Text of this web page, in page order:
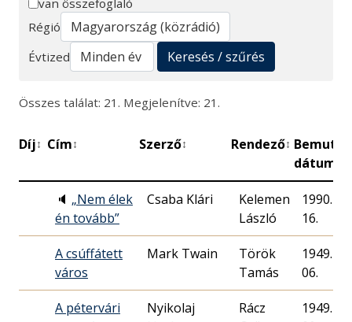
Keresés
van összefoglaló
Régió
Évtized
Keresés / szűrés
Összes találat: 21. Megjelenítve: 21.
Díj↕ Cím↕ Szerző↕ Rendező↕
dátuma
🔈 „Nem élek
én tovább”
Csaba Klári
Kelemen
László
1990. 01.
16.
A csúffátett
város
Mark Twain
Török
Tamás
1949. 07.
06.
A pétervári
Nyikolaj
Rácz
1949. 02.